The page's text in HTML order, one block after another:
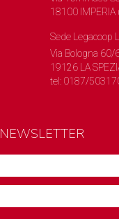
18100 IMPERIA
Sede Legacoop
Via Bologna 60/
19126 LA
tel: 0187/
NEWSLETTER